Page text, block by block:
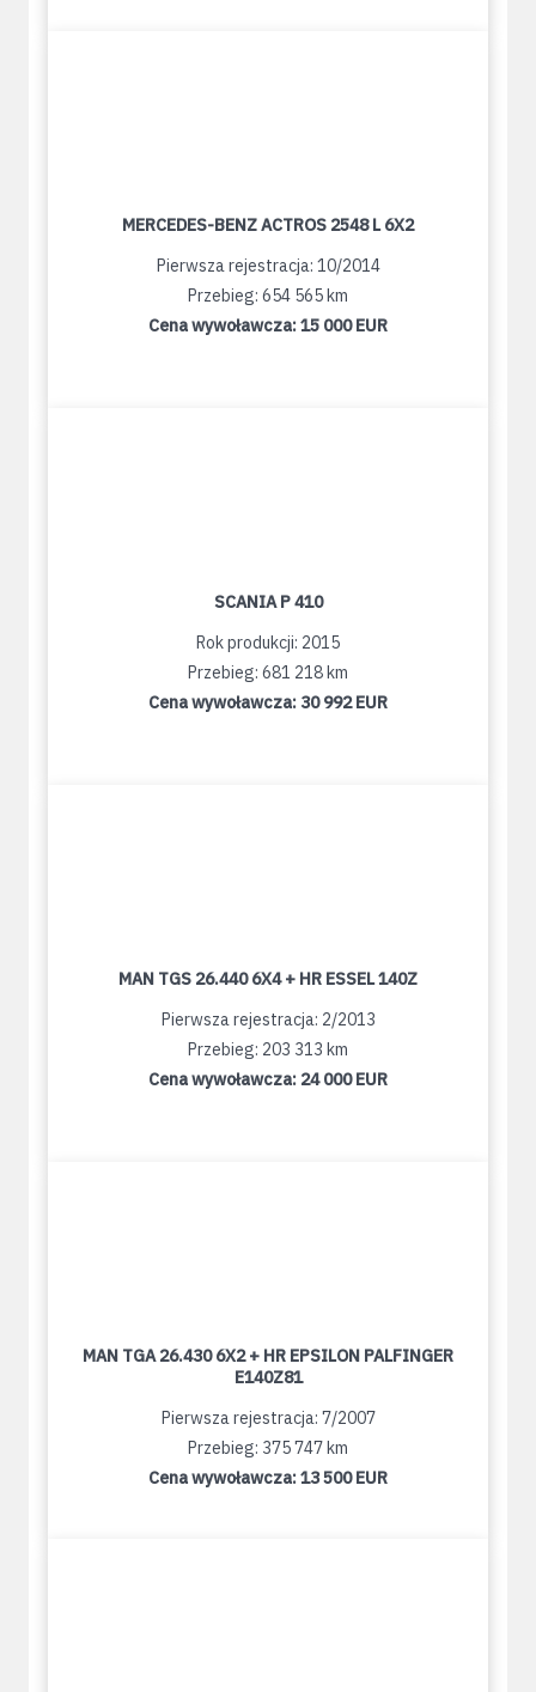
MERCEDES-BENZ ACTROS 2548 L 6X2
Pierwsza rejestracja: 10/2014
Przebieg: 654 565 km
Cena wywoławcza:15 000 EUR
SCANIA P 410
Rok produkcji: 2015
Przebieg: 681 218 km
Cena wywoławcza: 30 992 EUR
MAN TGS 26.440 6X4 + HR ESSEL 140Z
Pierwsza rejestracja: 2/2013
Przebieg: 203 313 km
Cena wywoławcza: 24 000 EUR
MAN TGA 26.430 6X2 + HR EPSILON PALFINGER
E140Z81
Pierwsza rejestracja: 7/2007
Przebieg: 375 747 km
Cena wywoławcza:13 500 EUR